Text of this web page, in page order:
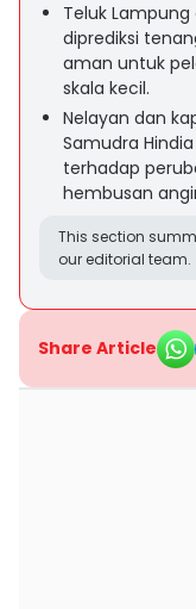
Teluk
diprediksi
aman untuk
skala kecil.
Nelayan dan
Samudra
terhadap
hembusan
This section
our editorial team.
Share Article